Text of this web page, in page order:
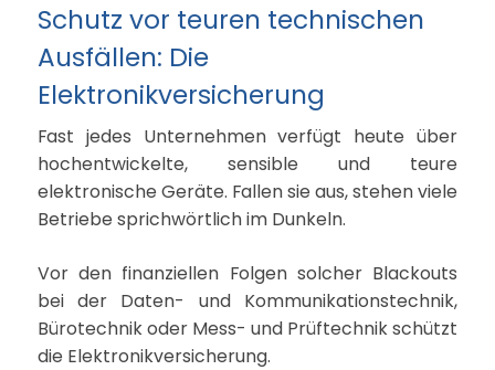
Schutz vor teuren technischen
Ausfällen: Die
Elektronikversicherung
Fast jedes Unternehmen verfügt heute über
hochentwickelte, sensible und teure
elektronische Geräte. Fallen sie aus, stehen viele
Betriebe sprichwörtlich im Dunkeln.
Vor den finanziellen Folgen solcher Blackouts
bei der Daten- und Kommunikationstechnik,
Bürotechnik oder Mess- und Prüftechnik schützt
die Elektronikversicherung.